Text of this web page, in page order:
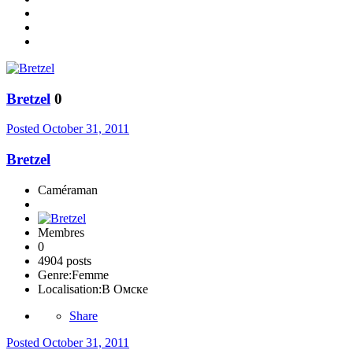
Bretzel 0
Posted October 31, 2011
Bretzel
Caméraman
Membres
0
4904 posts
Genre:Femme
Localisation:В Омске
Share
Posted October 31, 2011